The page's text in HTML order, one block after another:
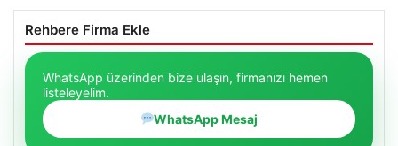
Rehbere Firma Ekle
WhatsApp üzerinden bize ulaşın, firmanızı hemen
listeleyelim.
WhatsApp Mesaj